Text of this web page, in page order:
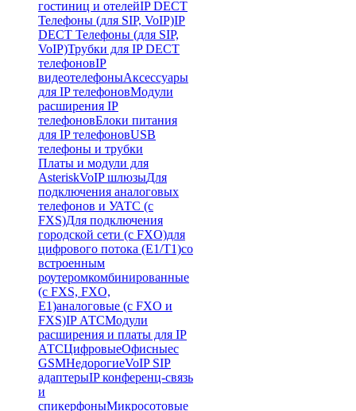
гостиниц и отелейIP DECT
Телефоны (для SIP, VoIP)IP
DECT Телефоны (для SIP,
VoIP)Трубки для IP DECT
телефоновIP
видеотелефоныАксессуары
для IP телефоновМодули
расширения IP
телефоновБлоки питания
для IP телефоновUSB
телефоны и трубки
Платы и модули для
AsteriskVoIP шлюзыДля
подключения аналоговых
телефонов и УАТС (с
FXS)Для подключения
городской сети (с FXO)для
цифрового потока (E1/T1)со
встроенным
роутеромкомбинированные
(c FXS, FXO,
E1)аналоговые (с FXO и
FXS)IP АТСМодули
расширения и платы для IP
АТСЦифровыеОфисныес
GSMНедорогиеVoIP SIP
адаптерыIP конференц-связь
и
спикерфоныМикросотовые